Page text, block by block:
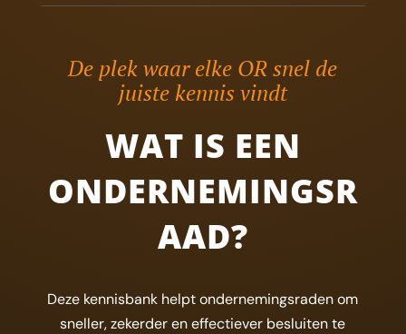
De plek waar elke OR snel de
juiste kennis vindt
WAT IS EEN
ONDERNEMINGSR
AAD?
Deze kennisbank helpt ondernemingsraden om
sneller, zekerder en effectiever besluiten te